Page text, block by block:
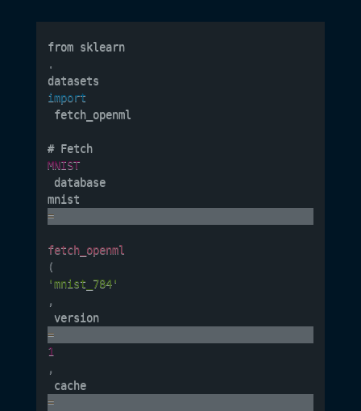
from sklearn
.
datasets
import
# Fetch
MNIST
mnist
=
fetch_openml
(
'mnist_784'
,
version
=
1
,
cache
=